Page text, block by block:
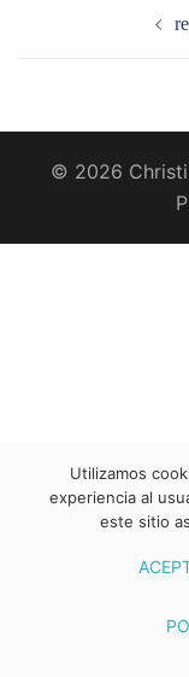
© 2026
Utilizamos
experiencia al
este sitio